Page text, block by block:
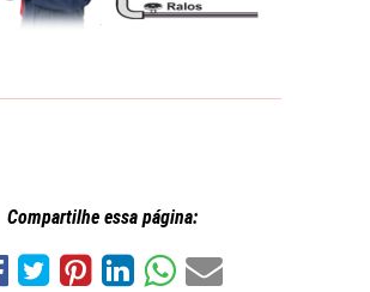
Compartilhe essa página: